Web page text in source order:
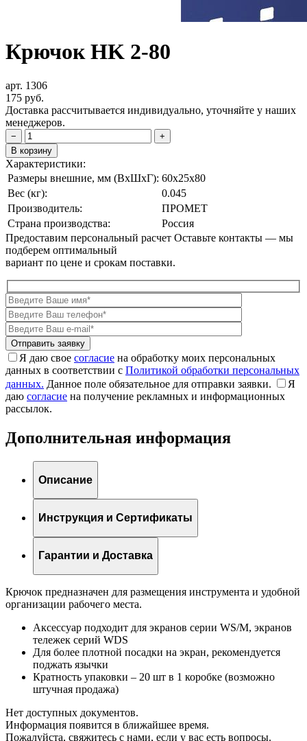
Крючок HK 2-80
арт. 1306
175 руб.
Доставка рассчитывается индивидуально, уточняйте у наших
менеджеров.
−
+
В корзину
Характеристики:
Размеры внешние, мм (ВxШxГ): 60x25x80
Вес (кг):
0.045
Производитель:
ПРОМЕТ
Страна производства:
Россия
Предоставим персональный расчет Оставьте контакты — мы
подберем оптимальный
вариант по цене и срокам поставки.
Я даю свое согласие на обработку моих персональных
данных в соответствии с Политикой обработки персональных
данных. Данное поле обязательное для отправки заявки.
Я
даю согласие на получение рекламных и информационных
рассылок.
Дополнительная информация
Описание
Инструкция и Сертификаты
Гарантии и Доставка
Крючок предназначен для размещения инструмента и удобной
организации рабочего места.
Аксессуар подходит для экранов серии WS/M, экранов
тележек серий WDS
Для более плотной посадки на экран, рекомендуется
поджать язычки
Кратность упаковки – 20 шт в 1 коробке (возможно
штучная продажа)
Нет доступных документов.
Информация появится в ближайшее время.
Пожалуйста, свяжитесь с нами, если у вас есть вопросы.